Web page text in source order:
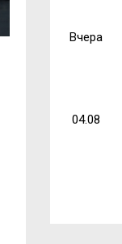
Вчера
04.08